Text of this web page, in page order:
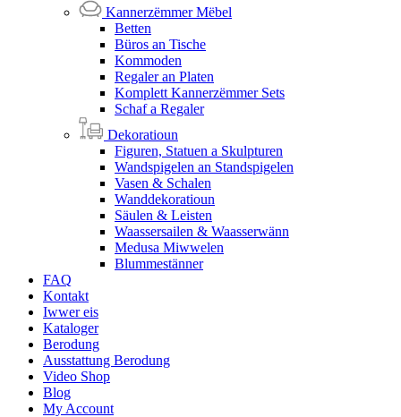
Kannerzëmmer Mëbel
Betten
Büros an Tische
Kommoden
Regaler an Platen
Komplett Kannerzëmmer Sets
Schaf a Regaler
Dekoratioun
Figuren, Statuen a Skulpturen
Wandspigelen an Standspigelen
Vasen & Schalen
Wanddekoratioun
Säulen & Leisten
Waassersailen & Waasserwänn
Medusa Miwwelen
Blummestänner
FAQ
Kontakt
Iwwer eis
Kataloger
Berodung
Ausstattung Berodung
Video Shop
Blog
My Account